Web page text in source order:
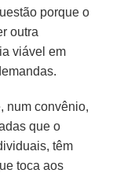
porque o
outra
viável em
num convênio,
que o
têm
toca aos